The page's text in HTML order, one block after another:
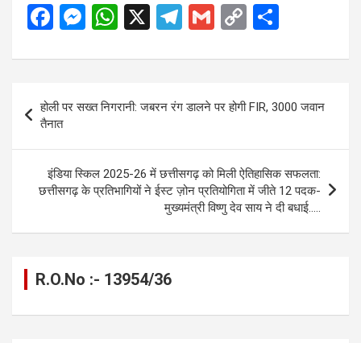
F
ce
b
o
o
k
M
se
g
er
W
at
s
A
p
p
X
T
e
a
m
G
ail
C
py
Li
n
k
ar
e
Post
navigation
होली पर सख्त निगरानी: जबरन रंग डालने पर होगी FIR, 3000 जवान
तैनात
इंडिया स्किल 2025-26 में छत्तीसगढ़ को मिली ऐतिहासिक सफलता:
छत्तीसगढ़ के प्रतिभागियों ने ईस्ट ज़ोन प्रतियोगिता में जीते 12 पदक-
मुख्यमंत्री विष्णु देव साय ने दी बधाई…..
R.O.No :- 13954/36